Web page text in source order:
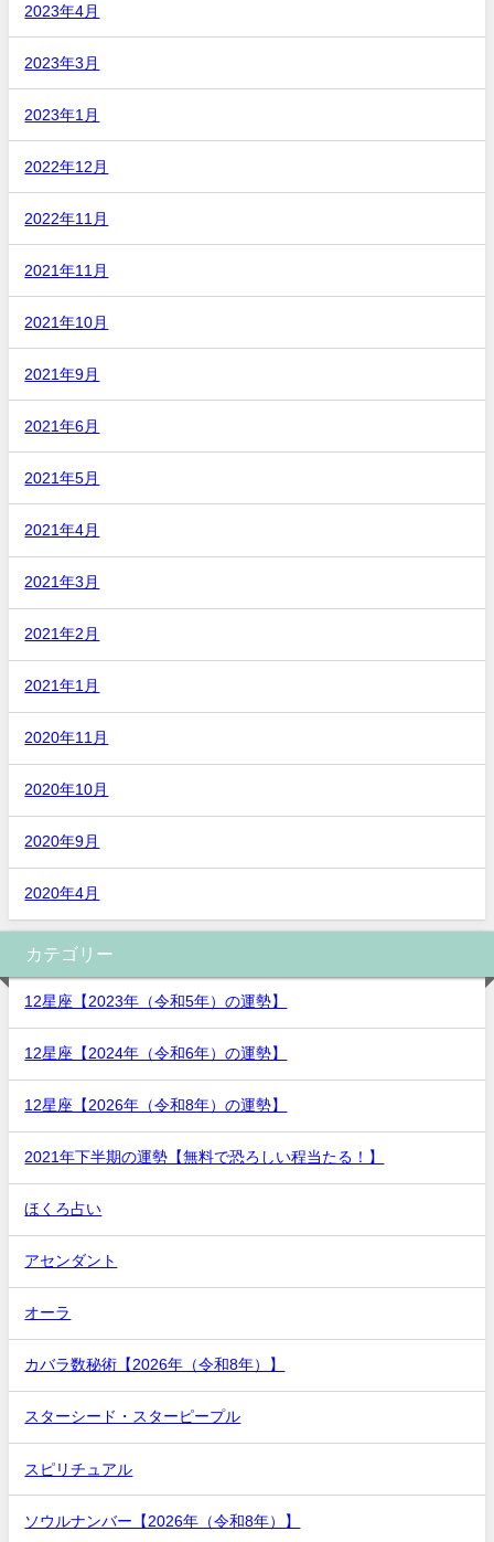
2023年4月
2023年3月
2023年1月
2022年12月
2022年11月
2021年11月
2021年10月
2021年9月
2021年6月
2021年5月
2021年4月
2021年3月
2021年2月
2021年1月
2020年11月
2020年10月
2020年9月
2020年4月
カテゴリー
12星座【2023年（令和5年）の運勢】
12星座【2024年（令和6年）の運勢】
12星座【2026年（令和8年）の運勢】
2021年下半期の運勢【無料で恐ろしい程当たる！】
ほくろ占い
アセンダント
オーラ
カバラ数秘術【2026年（令和8年）】
スターシード・スターピープル
スピリチュアル
ソウルナンバー【2026年（令和8年）】